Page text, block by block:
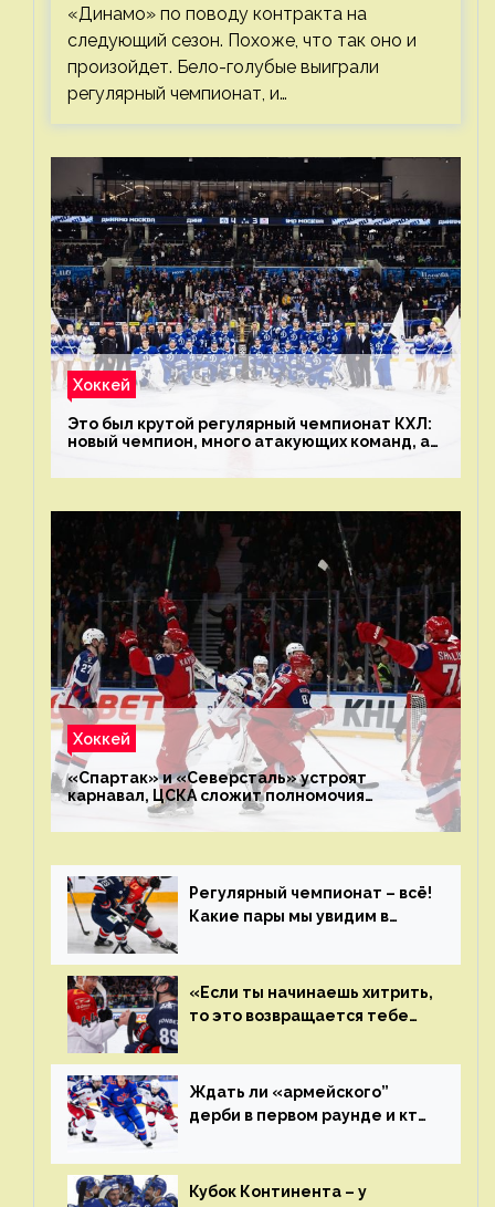
«Динамо» по поводу контракта на
следующий сезон. Похоже, что так оно и
произойдет. Бело-голубые выиграли
регулярный чемпионат, и…
Хоккей
Это был крутой регулярный чемпионат КХЛ:
новый чемпион, много атакующих команд, а
Хоккей
«Спартак» и «Северсталь» устроят
карнавал, ЦСКА сложит полномочия
чемпиона. Превью первого раунда плей-офф
на Западе
Регулярный чемпионат – всё!
Какие пары мы увидим в
«Если ты начинаешь хитрить,
то это возвращается тебе
Ждать ли «армейского”
дерби в первом раунде и кто
Главные интриги последнего
дня «регулярки” КХЛ
Кубок Континента – у